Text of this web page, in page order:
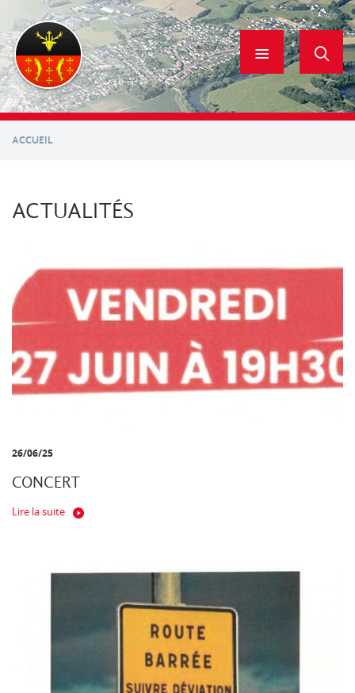
contenu
principal
ACCUEIL
ACTUALITÉS
26/06/25
CONCERT
Lire la suite